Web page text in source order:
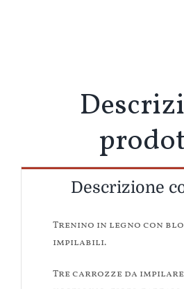
Descrizione
Trenino in legno con
impilabili.
Tre carrozze da